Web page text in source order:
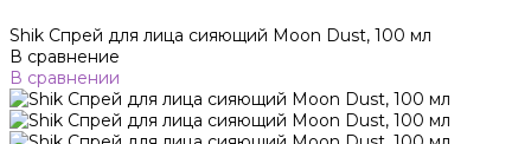
Shik Спрей для лица сияющий Moon Dust, 100 мл
В сравнение
В сравнении